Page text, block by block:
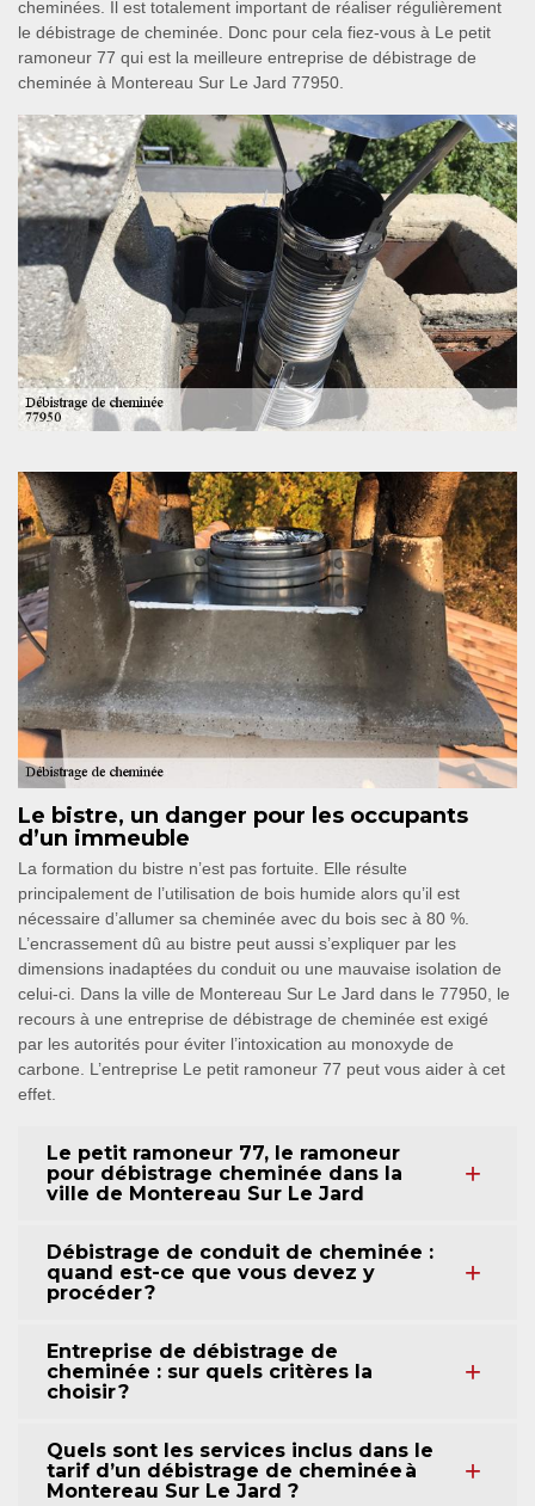
cheminées. Il est totalement important de réaliser régulièrement
le débistrage de cheminée. Donc pour cela fiez-vous à Le petit
ramoneur 77 qui est la meilleure entreprise de débistrage de
cheminée à Montereau Sur Le Jard 77950.
Le bistre, un danger pour les occupants
d’un immeuble
La formation du bistre n’est pas fortuite. Elle résulte
principalement de l’utilisation de bois humide alors qu’il est
nécessaire d’allumer sa cheminée avec du bois sec à 80 %.
L’encrassement dû au bistre peut aussi s’expliquer par les
dimensions inadaptées du conduit ou une mauvaise isolation de
celui-ci. Dans la ville de Montereau Sur Le Jard dans le 77950, le
recours à une entreprise de débistrage de cheminée est exigé
par les autorités pour éviter l’intoxication au monoxyde de
carbone. L’entreprise Le petit ramoneur 77 peut vous aider à cet
effet.
Le petit ramoneur 77, le ramoneur
pour débistrage cheminée dans la
ville de Montereau Sur Le Jard
Débistrage de conduit de cheminée :
quand est-ce que vous devez y
procéder ?
Entreprise de débistrage de
cheminée : sur quels critères la
choisir ?
Quels sont les services inclus dans le
tarif d’un débistrage de cheminée à
Montereau Sur Le Jard ?